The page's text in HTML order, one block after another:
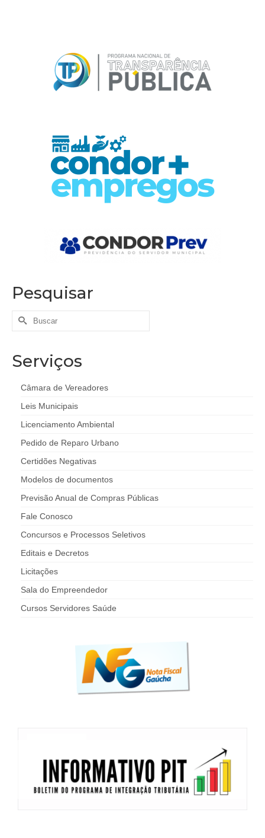
Pesquisar
Buscar
por:
Serviços
Câmara de Vereadores
Leis Municipais
Licenciamento Ambiental
Pedido de Reparo Urbano
Certidões Negativas
Modelos de documentos
Previsão Anual de Compras Públicas
Fale Conosco
Concursos e Processos Seletivos
Editais e Decretos
Licitações
Sala do Empreendedor
Cursos Servidores Saúde